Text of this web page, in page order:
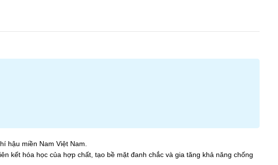
hậu miền Nam Việt Nam.
kết hóa học của hợp chất, tạo bề mặt đanh chắc và gia tăng khả năng chống